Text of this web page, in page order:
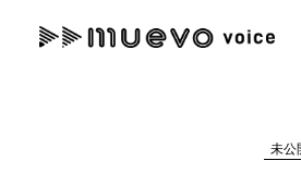
"読者の声を形にする”音楽特未公